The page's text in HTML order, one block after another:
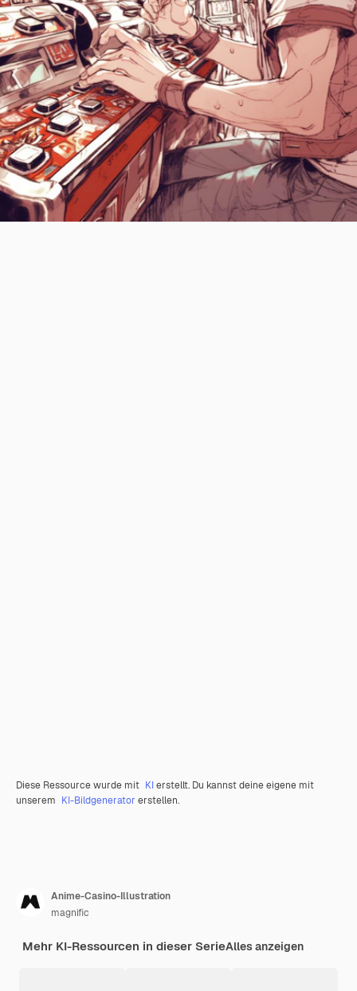
Diese Ressource wurde mit KIerstellt. Du kannst deine eigene mit
unserem KI-Bildgenerator erstellen.
Anime-Casino-Illustration
magnific
Mehr KI-Ressourcen in dieser SerieAlles anzeigen